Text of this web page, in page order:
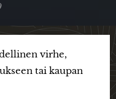
virhe,
tai kaupan